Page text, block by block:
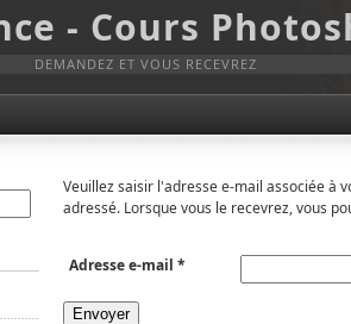
- Cours
DEMANDEZ ET VOUS RECEVREZ
Veuillez saisir l'adresse e-mail associée à
adressé. Lorsque vous le recevrez, vous
Adresse e-mail *
Envoyer